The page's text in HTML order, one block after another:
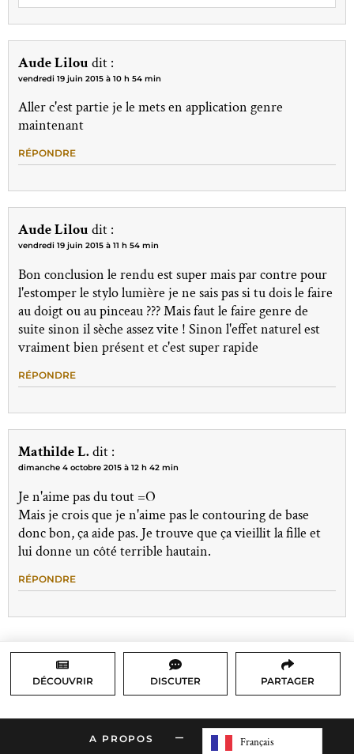
Aude Lilou dit :
vendredi 19 juin 2015 à 10 h 54 min
Aller c'est partie je le mets en application genre
maintenant
RÉPONDRE
Aude Lilou dit :
vendredi 19 juin 2015 à 11 h 54 min
Bon conclusion le rendu est super mais par contre pour
l'estomper le stylo lumière je ne sais pas si tu dois le faire
au doigt ou au pinceau ??? Mais faut le faire genre de
suite sinon il sèche assez vite ! Sinon l'effet naturel est
vraiment bien présent et c'est super rapide
RÉPONDRE
Mathilde L. dit :
dimanche 4 octobre 2015 à 12 h 42 min
Je n'aime pas du tout =O
Mais je crois que je n'aime pas le contouring de base
donc bon, ça aide pas. Je trouve que ça vieillit la fille et
lui donne un côté terrible hautain.
RÉPONDRE
DÉCOUVRIR DISCUTER PARTAGER
A PROPOS – CONTACT
Français